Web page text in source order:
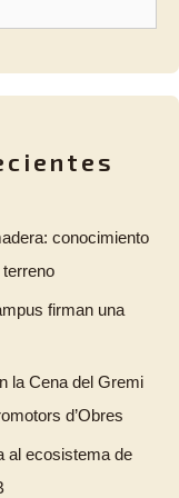
conocimiento
firman una
la Cena del Gremi
d’Obres
al ecosistema de